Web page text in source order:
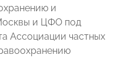
и
и ЦФО под
Ассоциации частных